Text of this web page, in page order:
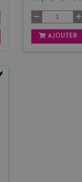
AJOUTER